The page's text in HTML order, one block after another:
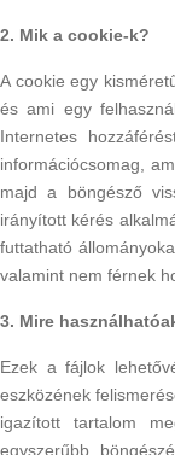
2. Mik a cookie-k?
A cookie egy
és ami egy
Internetes
információcsomag,
majd a böngésző
irányított kérés
futtatható
valamint nem férnek
3. Mire
Ezek a fájlok
eszközének
igazított tartalom
egyszerűbb